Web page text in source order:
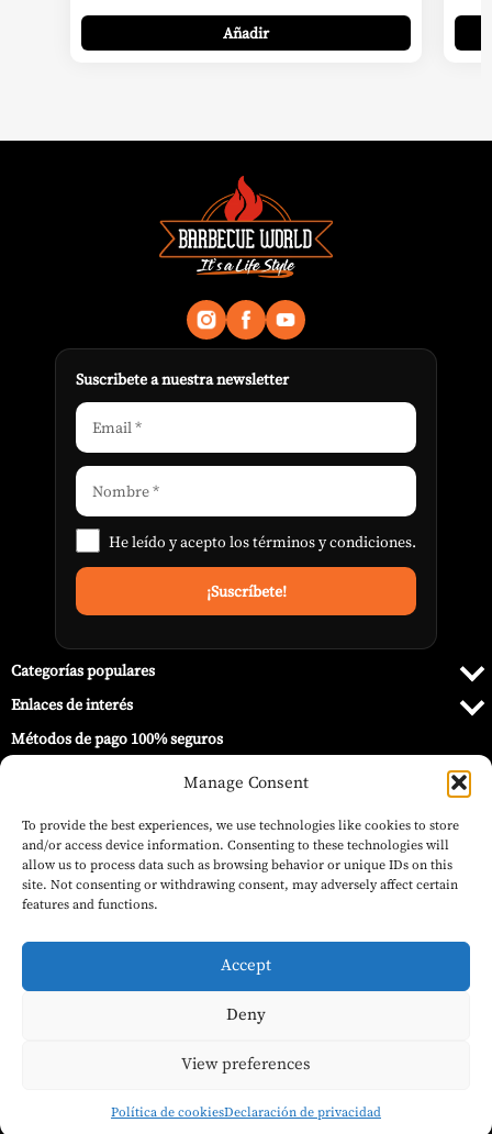
Manage Consent
To provide the best experiences, we use technologies like cookies to store
and/or access device information. Consenting to these technologies will
allow us to process data such as browsing behavior or unique IDs on this
site. Not consenting or withdrawing consent, may adversely affect certain
features and functions.
Accept
Deny
View preferences
Política de cookiesDeclaración de privacidad
Añadir
Suscribete a nuestra newsletter
He leído y acepto lostérminos y condiciones.
Categorías populares
Enlaces de interés
Métodos de pago 100% seguros
© 2026 Barbecue World ®.
Rustidor para Ledge – Green Mountain